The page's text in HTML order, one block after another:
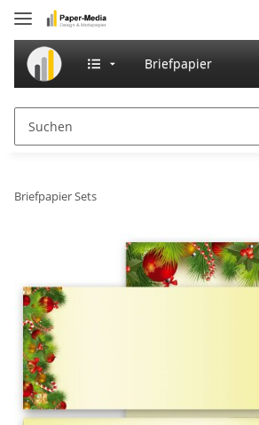
Briefpapier
Briefpapier Sets